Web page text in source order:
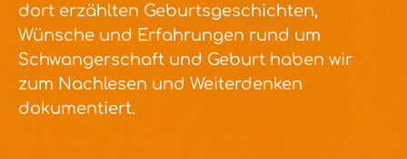
dort erzählten Geburtsgeschichten,
Wünsche und Erfahrungen rund um
Schwangerschaft und Geburt haben wir
zum Nachlesen und Weiterdenken
dokumentiert.